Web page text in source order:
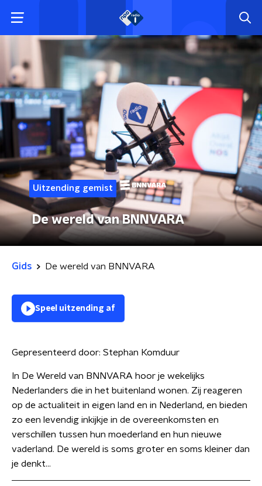
Uitzending gemist
De wereld van BNNVARA
Gids De wereld van BNNVARA
Speel uitzending af
Gepresenteerd door: Stephan Komduur
In De Wereld van BNNVARA hoor je wekelijks
Nederlanders die in het buitenland wonen. Zij reageren
op de actualiteit in eigen land en in Nederland, en bieden
zo een levendig inkijkje in de overeenkomsten en
verschillen tussen hun moederland en hun nieuwe
vaderland. De wereld is soms groter en soms kleiner dan
je denkt…